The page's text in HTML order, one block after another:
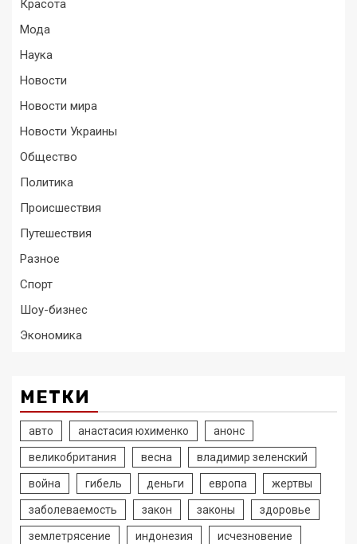
Красота
Мода
Наука
Новости
Новости мира
Новости Украины
Общество
Политика
Происшествия
Путешествия
Разное
Спорт
Шоу-бизнес
Экономика
МЕТКИ
авто анастасия юхименко анонс
великобритания весна владимир зеленский
война гибель деньги европа жертвы
заболеваемость закон законы здоровье
землетрясение индонезия исчезновение